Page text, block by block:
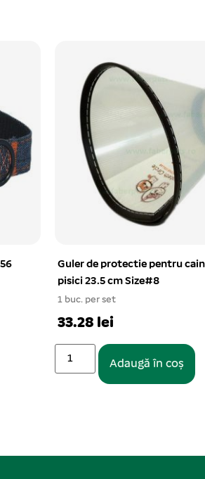
Culcus – patut burete cu fas
cm 10/set
Pentru parteneri